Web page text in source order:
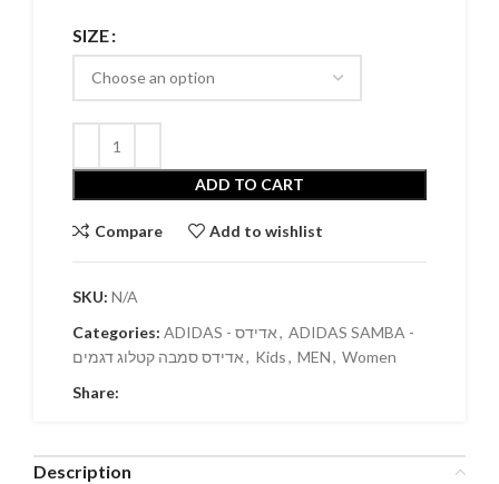
SIZE
ADD TO CART
Compare Add to wishlist
SKU: N/A
Categories:
ADIDAS - אדידס, ADIDAS SAMBA -
אדידס סמבה קטלוג דגמים, Kids, MEN, Women
Share:
Description